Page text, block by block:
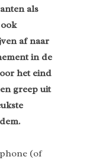
als
af naar
in de
het eind
greep uit
(of